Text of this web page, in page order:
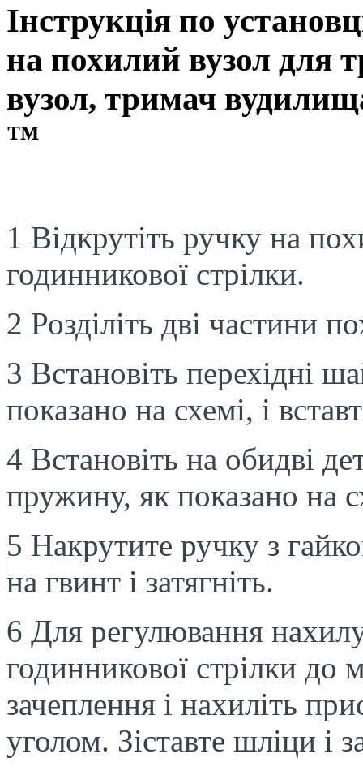
Інструкція по
на похилий вузол для
вузол, тримач
™
1 Відкрутіть ручку на
годинникової стрілки.
2 Розділіть дві частини
3 Встановіть перехідні
показано на схемі, і
4 Встановіть на обидві
пружину, як показано на
5 Накрутите ручку з
на гвинт і затягніть.
6 Для регулювання
годинникової стрілки до
зачеплення і нахиліть
уголом. Зіставте шліци і